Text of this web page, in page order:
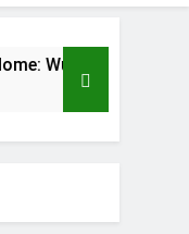
Futuristik Anda